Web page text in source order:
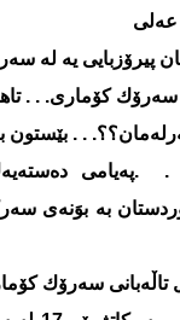
پیرۆزبایی یه‌ له‌
كۆماری. . .
.په‌یامی
به‌ بوَنه‌ی
تاڵه‌بانی سه‌رۆك